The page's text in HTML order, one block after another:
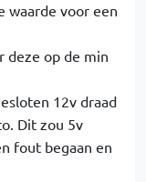
waarde voor een
deze op de min
12v draad
Dit zou 5v
fout begaan en